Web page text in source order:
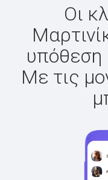
Οι
υπόθεση
Με τις